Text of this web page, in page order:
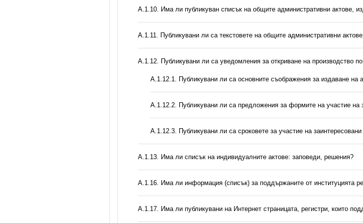
А.1.10. Има ли публикуван списък на общите административни актове,
А.1.11. Публикувани ли са текстовете на общите административни
А.1.12. Публикувани ли са уведомления за откриване на производство
А.1.12.1. Публикувани ли са основните съображения за издаване на
А.1.12.2. Публикувани ли са предложения за формите на участие на
А.1.12.3. Публикувани ли са сроковете за участие на заинтересовани
А.1.13. Има ли списък на индивидуалните актове: заповеди, решения?
А.1.16. Има ли информация (списък) за поддържаните от институцията
А.1.17. Има ли публикувани на Интернет страницата, регистри, които